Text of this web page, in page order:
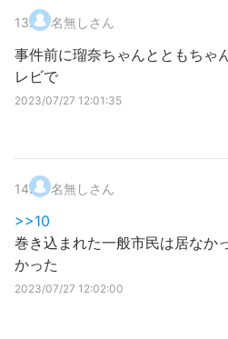
13. 名無しさん
事件前に瑠奈ちゃんとともちゃ
レビで
2023/07/27 12:01:35
14. 名無しさん
>>10
巻き込まれた一般市民は居なか
かった
2023/07/27 12:02:00